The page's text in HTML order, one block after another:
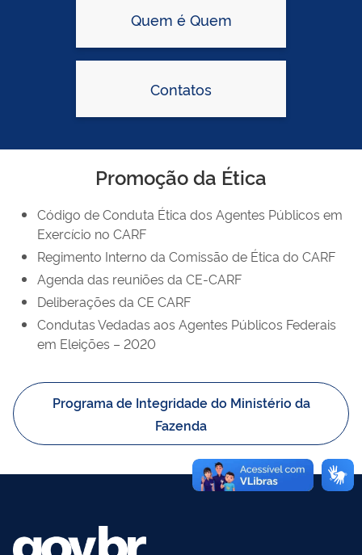
Quem é Quem
Contatos
Promoção da Ética
Código de Conduta Ética dos Agentes Públicos em
Exercício no CARF
Regimento Interno da Comissão de Ética do CARF
Agenda das reuniões da CE-CARF
Deliberações da CE CARF
Condutas Vedadas aos Agentes Públicos Federais
em Eleições – 2020
Programa de Integridade do Ministério da
Fazenda